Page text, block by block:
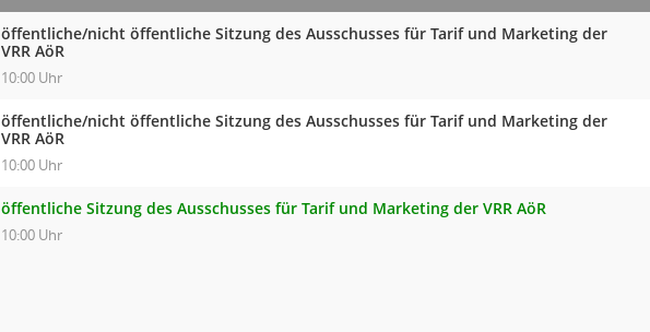
öffentliche/nicht öffentliche Sitzung des Ausschusses für Tarif und Marketing der
VRR AöR
10:00 Uhr
öffentliche/nicht öffentliche Sitzung des Ausschusses für Tarif und Marketing der
VRR AöR
10:00 Uhr
öffentliche Sitzung des Ausschusses für Tarif und Marketing der VRR AöR
10:00 Uhr